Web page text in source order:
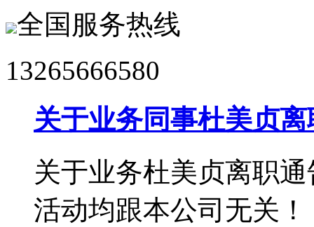
全国服务热线
13265666580
关于业务同事杜美贞
关于业务杜美贞离职
活动均跟本公司无关！